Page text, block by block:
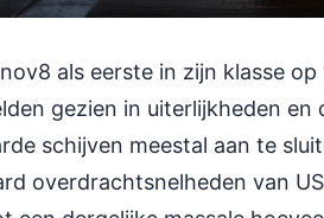
als eerste in zijn klasse
gezien in uiterlijkheden
schijven meestal aan te
overdrachtsnelheden van